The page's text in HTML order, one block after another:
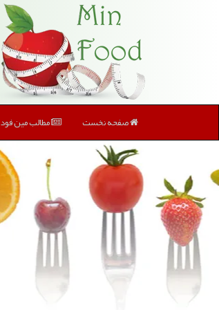
صفحه نخست مطالب مین فود